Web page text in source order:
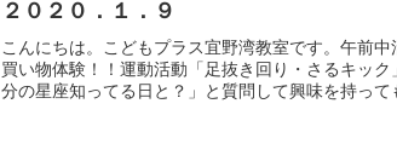
２０２０．１．９
こんにちは。こどもプラス宜野湾教室です。午前
買い物体験！！運動活動「足抜き回り・さるキッ
分の星座知ってる日と？」と質問して興味を持っ